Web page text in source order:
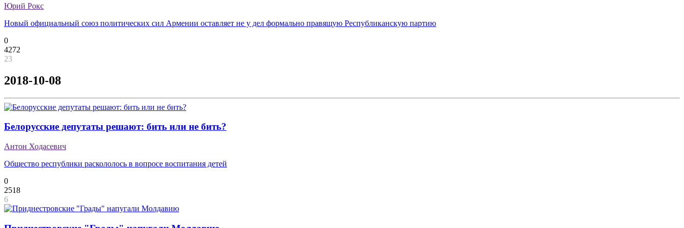
Юрий Рокс
Новый официальный союз политических сил Армении оставляет не у дел формально правящую Республиканскую партию
0
4272
23
2018-10-08
Белорусские депутаты решают: бить или не бить?
Антон Ходасевич
Общество республики раскололось в вопросе воспитания детей
0
2518
6